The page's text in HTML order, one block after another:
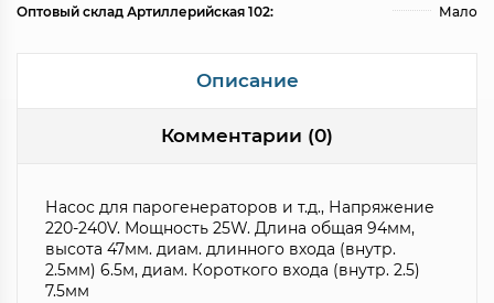
Оптовый склад Артиллерийская 102:
Мало
Описание
Комментарии (0)
Насос для парогенераторов и т.д., Напряжение
220-240V. Мощность 25W. Длина общая 94мм,
высота 47мм. диам. длинного входа (внутр.
2.5мм) 6.5м, диам. Короткого входа (внутр. 2.5)
7.5мм